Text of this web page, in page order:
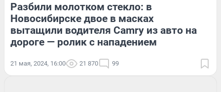
Разбили молотком стекло: в
Новосибирске двое в масках
вытащили водителя Camry из авто на
дороге — ролик с нападением
21 мая, 2024, 16:00 21 870 99